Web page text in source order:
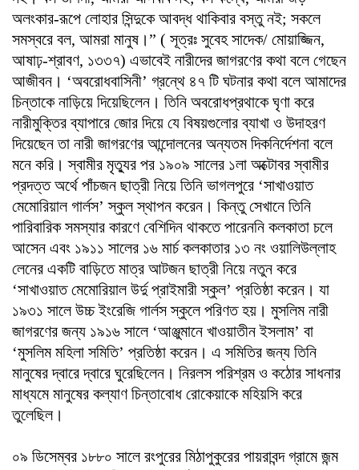
অলংকার-রূপে লোহার সিন্দুকে আবদ্ধ থাকিবার বস্তু নই; সকলে
সমস্বরে বল, আমরা মানুষ।” ( সূত্রঃ সুবেহ সাদেক/ মোয়াজ্জিন,
আষাঢ়-শ্রাবণ, ১৩৩৭) এভাবেই নারীদের জাগরণের কথা বলে গেছেন
আজীবন। ‘অবরোধবাসিনী’ গ্রন্থে ৪৭ টি ঘটনার কথা বলে আমাদের
চিন্তাকে নাড়িয়ে দিয়েছিলেন। তিনি অবরোধপ্রথাকে ঘৃণা করে
নারীমুক্তির ব্যাপারে জোর দিয়ে যে বিষয়গুলোর ব্যাখা ও উদাহরণ
দিয়েছেন তা নারী জাগরণের আন্দোলনের অন্যতম দিকনির্দেশনা বলে
মনে করি। স্বামীর মৃত্যুর পর ১৯০৯ সালের ১লা অক্টোবর স্বামীর
প্রদত্ত অর্থে পাঁচজন ছাত্রী নিয়ে তিনি ভাগলপুরে ‘সাখাওয়াত
মেমোরিয়াল গার্লস’ স্কুল স্থাপন করেন। কিন্তু সেখানে তিনি
পারিবারিক সমস্যার কারণে বেশিদিন থাকতে পারেননি কলকাতা চলে
আসেন এবং ১৯১১ সালের ১৬ মার্চ কলকাতার ১৩ নং ওয়ালিউল্লাহ
লেনের একটি বাড়িতে মাত্র আটজন ছাত্রী নিয়ে নতুন করে
‘সাখাওয়াত মেমোরিয়াল উর্দু প্রাইমারী স্কুল’ প্রতিষ্ঠা করেন। যা
১৯৩১ সালে উচ্চ ইংরেজি গার্লস স্কুলে পরিণত হয়। মুসলিম নারী
জাগরণের জন্য ১৯১৬ সালে ‘আঞ্জুমানে খাওয়াতীন ইসলাম’ বা
‘মুসলিম মহিলা সমিতি’ প্রতিষ্ঠা করেন। এ সমিতির জন্য তিনি
মানুষের দ্বারে দ্বারে ঘুরেছিলেন। নিরলস পরিশ্রম ও কঠোর সাধনার
মাধ্যমে মানুষের কল্যাণ চিন্তাবোধ রোকেয়াকে মহিয়সি করে
তুলেছিল।
০৯ ডিসেম্বর ১৮৮০ সালে রংপুরের মিঠাপুকুরের পায়রাবন্দ গ্রামে জন্ম